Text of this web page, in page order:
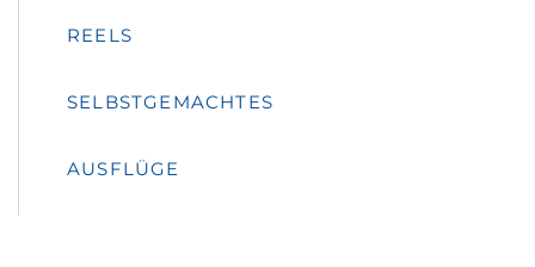
REELS
SELBSTGEMACHTES
AUSFLÜGE